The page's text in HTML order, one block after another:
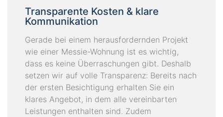
Transparente Kosten & klare
Kommunikation
Gerade bei einem herausfordernden Projekt
wie einer Messie-Wohnung ist es wichtig,
dass es keine Überraschungen gibt. Deshalb
setzen wir auf volle Transparenz: Bereits nach
der ersten Besichtigung erhalten Sie ein
klares Angebot, in dem alle vereinbarten
Leistungen enthalten sind. Zudem